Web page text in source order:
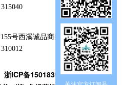
号西溪诚品商务中心2幢4楼
浙ICP备15018395号-1